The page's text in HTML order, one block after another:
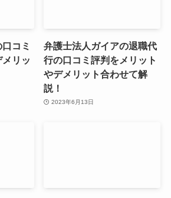
コミ
リッ
弁護士法人ガイアの退職代
行の口コミ評判をメリット
やデメリット合わせて解
説！
2023年6月13日